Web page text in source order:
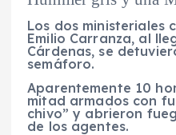
Los dos ministeriales
Emilio Carranza, al
Cárdenas, se
semáforo.
Aparentemente 10
mitad armados con
chivo” y abrieron
de los agentes.